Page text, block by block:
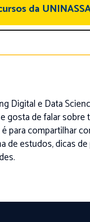
da
Digital e Data
gosta de falar sobre
para compartilhar
de estudos, dicas